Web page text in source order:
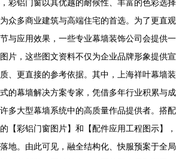
彩铝门窗以其优越的耐候性、丰富的色彩选择
众多商业建筑与高端住宅的首选。为了更直观
与应用效果，一些专业幕墙装饰公司会提供一
片，这些图文资料不仅为企业品牌形象提供宣
、更直接的参考依据。其中，上海祥叶幕墙装
的幕墙解决方案专家，凭借多年行业积累与成
多大型幕墙系统中的高质量作品提供者。搭配
【彩铝门窗图片】和【配件应用工程图示】，
地。由此可见，融全结构化、快服预案于全局